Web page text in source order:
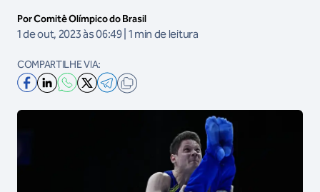
Por Comitê Olímpico do Brasil
1 de out, 2023 às 06:49 | 1 min de leitura
COMPARTILHE VIA: